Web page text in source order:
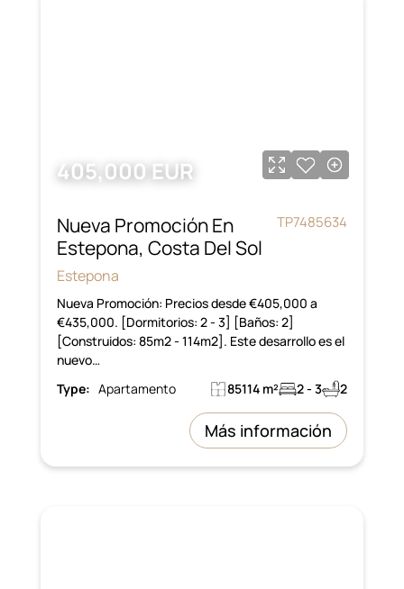
405,000 EUR
Nueva Promoción En
Estepona, Costa Del Sol
TP7485634
Estepona
Nueva Promoción: Precios desde €405,000 a
€435,000. [Dormitorios: 2 - 3] [Baños: 2]
[Construidos: 85m2 - 114m2]. Este desarrollo es el
nuevo…
Type: Apartamento 85114 m² 2 - 3 2
Más información